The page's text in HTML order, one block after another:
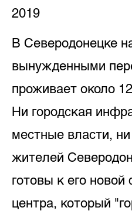
2019
В Северодонецке
вынужденными
проживает около
Ни городская
местные власти,
жителей
готовы к его новой
центра, который